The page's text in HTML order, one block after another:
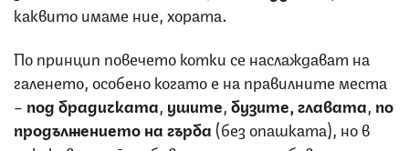
каквито имаме ние, хората.
По принцип повечето котки се наслаждават на
галенето, особено когато е на правилните места
– под брадичката ушите бузите, главата по
продължението на гърба (без опашката), но в